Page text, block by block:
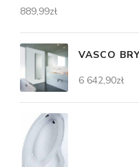
889,99zł
VASCO
6 642,90zł